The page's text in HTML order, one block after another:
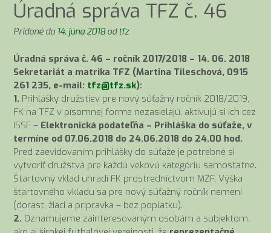
Úradná správa TFZ č. 46
Pridané do 14. júna 2018odtfz
Úradná správa č. 46 – ročník 2017/2018 – 14. 06. 2018
Sekretariát a matrika TFZ (Martina Tileschová, 0915
261 235, e-mail: tfz@tfz.sk):
1. Prihlášky družstiev pre nový súťažný ročník 2018/2019,
FK na TFZ v písomnej forme nezasielajú, aktivujú si ich cez
ISSF – Elektronická podateľňa – Prihláška do súťaže, v
termíne od 07.06.2018 do 24.06.2018 do 24.00 hod.
Pred zaevidovaním prihlášky do súťaže je potrebné si
vytvoriť družstvá pre každú vekovú kategóriu samostatne.
Štartovný vklad uhradí FK prostredníctvom MZF. Výška
štartovného vkladu sa pre nový súťažný ročník nemení
(dorast, žiaci a prípravka – bez poplatku).
2. Oznamujeme zainteresovaným osobám a subjektom,